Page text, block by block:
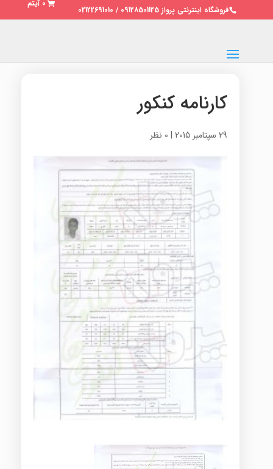
فروشگاه اینترنتی پرواز 09128501125 / 02122691010
0 آیتم
کارنامه کنکور
29 سپتامبر 2015 | 0 نظر